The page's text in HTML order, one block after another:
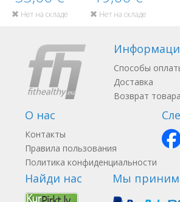
Нет на складе Нет на складе
Способы
Доставка
Возврат товара
О нас
Контакты
Правила пользования
Политика конфиденциальности
Найди нас Мы